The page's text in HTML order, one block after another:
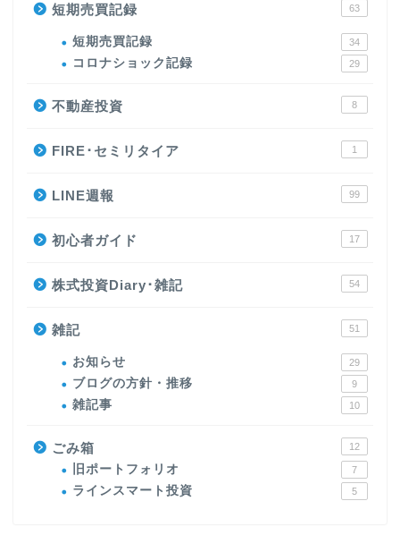
短期売買記録 63
短期売買記録 34
コロナショック記録 29
不動産投資 8
FIRE･セミリタイア 1
LINE週報 99
初心者ガイド 17
株式投資Diary･雑記 54
雑記 51
お知らせ 29
ブログの方針・推移 9
雑記事 10
ごみ箱 12
旧ポートフォリオ 7
ラインスマート投資 5